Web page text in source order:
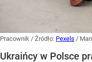
Pracownik / Źródło: Pexels /
Ukraińcy w Polsce